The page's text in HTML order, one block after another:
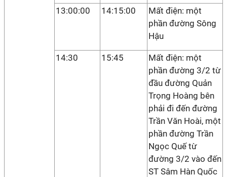
13:00:00 14:15:00
Mất điện: một
phần đường Sông
Hậu
14:30 15:45
Mất điện: một
phần đường 3/2 từ
đầu đường Quản
Trọng Hoàng bên
phải đi đến đường
Trần Văn Hoài, một
phần đường Trần
Ngọc Quế từ
đường 3/2 vào đến
ST Sâm Hàn Quốc